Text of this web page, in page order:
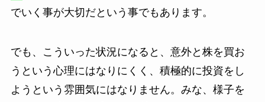
でいく事が大切だという事でもあります。
でも、こういった状況になると、意外と株を買お
うという心理にはなりにくく、積極的に投資をし
ようという雰囲気にはなりません。みな、様子を